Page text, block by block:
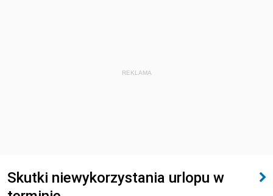
REKLAMA
Skutki niewykorzystania urlopu w